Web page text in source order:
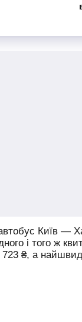
Київ —
і того ж
723 ₴, а